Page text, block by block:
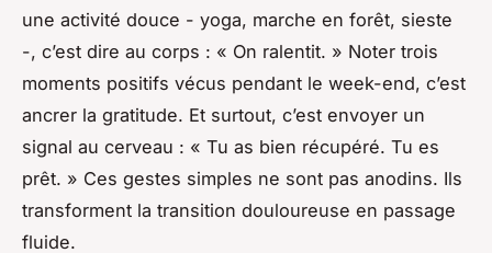
une activité douce - yoga, marche en forêt, sieste
-, c’est dire au corps : « On ralentit. » Noter trois
moments positifs vécus pendant le week-end, c’est
ancrer la gratitude. Et surtout, c’est envoyer un
signal au cerveau : « Tu as bien récupéré. Tu es
prêt. » Ces gestes simples ne sont pas anodins. Ils
transforment la transition douloureuse en passage
fluide.